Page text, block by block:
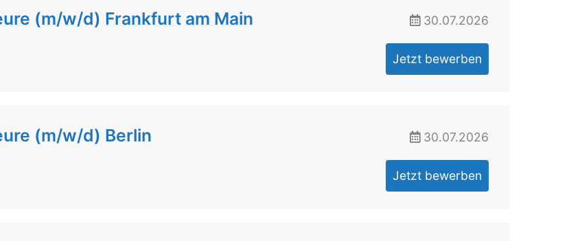
(m/w/d) Frankfurt am Main 30.07.2026
Jetzt bewerben
(m/w/d) Berlin 30.07.2026
Jetzt bewerben